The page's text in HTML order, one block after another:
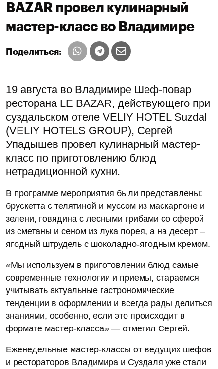
BAZAR провел кулинарный
мастер-класс во Владимире
Поделиться:
19 августа во Владимире Шеф-повар
ресторана LE BAZAR, действующего при
суздальском отеле VELIY HOTEL Suzdal
(VELIY HOTELS GROUP), Сергей
Упадышев провел кулинарный мастер-
класс по приготовлению блюд
нетрадиционной кухни.
В программе мероприятия были представлены:
брускетта с телятиной и муссом из маскарпоне и
зелени, говядина с лесными грибами со сферой
из сметаны и сеном из лука порея, а на десерт –
ягодный штрудель с шоколадно-ягодным кремом.
«Мы используем в приготовлении блюд самые
современные технологии и приемы, стараемся
учитывать актуальные гастрономические
тенденции в оформлении и всегда рады делиться
знаниями, особенно, если это происходит в
формате мастер-класса» — отметил Сергей.
Еженедельные мастер-классы от ведущих шефов
и рестораторов Владимира и Суздаля уже стали